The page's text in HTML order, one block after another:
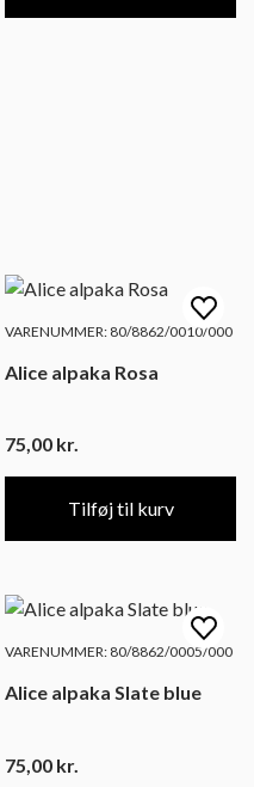
VARENUMMER: 80/8862/0010/000
Alice alpaka Rosa
75,00 kr.
Tilføj til kurv
VARENUMMER: 80/8862/0005/000
Alice alpaka Slate blue
75,00 kr.